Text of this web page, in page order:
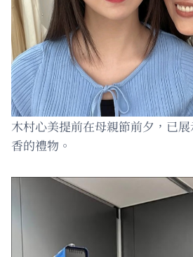
木村心美提前在母親節前夕，已
香的禮物。